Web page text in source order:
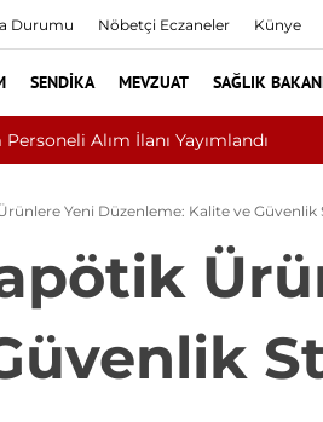
Durumu Nöbetçi Eczaneler Künye
SENDIKA MEVZUAT SAĞLIK
Nükleoplasti
Yeni Düzenleme: Kalite ve Güvenlik